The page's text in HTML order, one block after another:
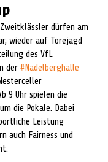
dürfen am
wieder auf Torejagd
des VfL
der #Nadelberghalle
9 Uhr spielen die
die Pokale. Dabei
Leistung
auch Fairness und